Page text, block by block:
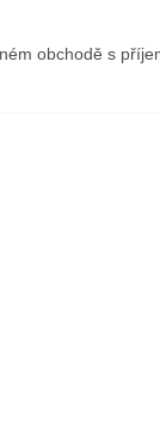
je 5 z 5
obchodě s